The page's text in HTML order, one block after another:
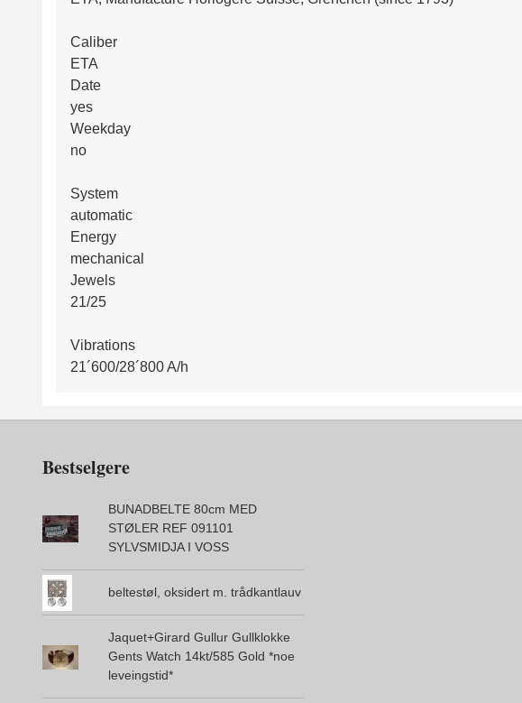
Caliber
ETA
Date
yes
Weekday
no
System
automatic
Energy
mechanical
Jewels
21/25
Vibrations
21´600/28´800 A/h
Bestselgere
BUNADBELTE 80cm MED
STØLER REF 091101
SYLVSMIDJA I VOSS
beltestøl, oksidert m. trådkantlauv
Jaquet+Girard Gullur Gullklokke
Gents Watch 14kt/585 Gold *noe
leveingstid*